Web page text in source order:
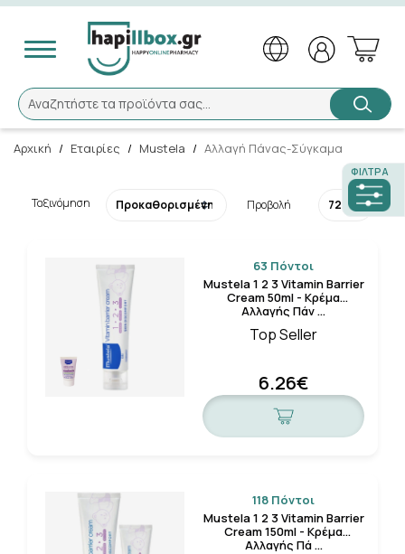
Αναζητήστε τα προϊόντα σας...
Αναζήτηση
Αρχική / Εταιρίες / Mustela / Αλλαγή Πάνας-Σύγκαμα
ΦΊΛΤΡΑ
Ταξινόμηση Προβολή
63 Πόντοι
Mustela 1 2 3 Vitamin Barrier
Cream 50ml - Κρέμα
Αλλαγής Πάν …
Top Seller
6.26€
118 Πόντοι
Mustela 1 2 3 Vitamin Barrier
Cream 150ml - Κρέμα
Αλλαγής Πά …
Καλώς ήλθατε! ×
Το Hapillbox άλλαξε, εάν είστε εγγεγραμμένος
πελάτης μας, παρακαλούμε πατήστε«εδώ»
επανενεργοποίηση του λογαριασμού σας.
Ενεργοποίηση του λογαριασμού